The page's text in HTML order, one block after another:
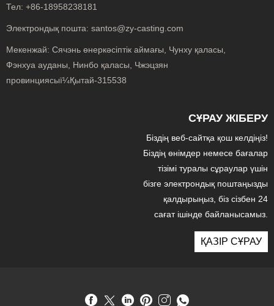
Тел: +86-18958238181
Электрондық пошта: santos@zy-casting.com
Мекенжай: Сячэнь өнеркәсіптік аймағы, Чунху қаласы,
Фэнхуа ауданы, Нинбо қаласы, Чжэцзян
провинциясыï¼Қытай-315538
СҰРАУ ЖІБЕРУ
Біздің веб-сайтқа қош келдіңіз!
Біздің өнімдер немесе бағалар
тізімі туралы сұраулар үшін
бізге электрондық поштаңызды
қалдырыңыз, біз сізбен 24
сағат ішінде байланысамыз.
ҚАЗІР СҰРАУ